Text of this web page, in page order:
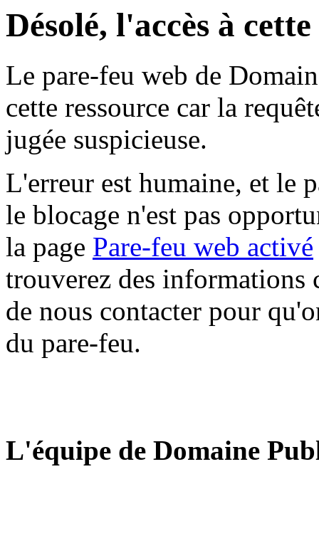
Désolé, l'accès à
Le pare-feu web de
cette ressource car la
jugée suspicieuse.
L'erreur est humaine, et le
le blocage n'est pas
la page Pare-feu web activé
trouverez des informations
de nous contacter pour
du pare-feu.
L'équipe de Domaine